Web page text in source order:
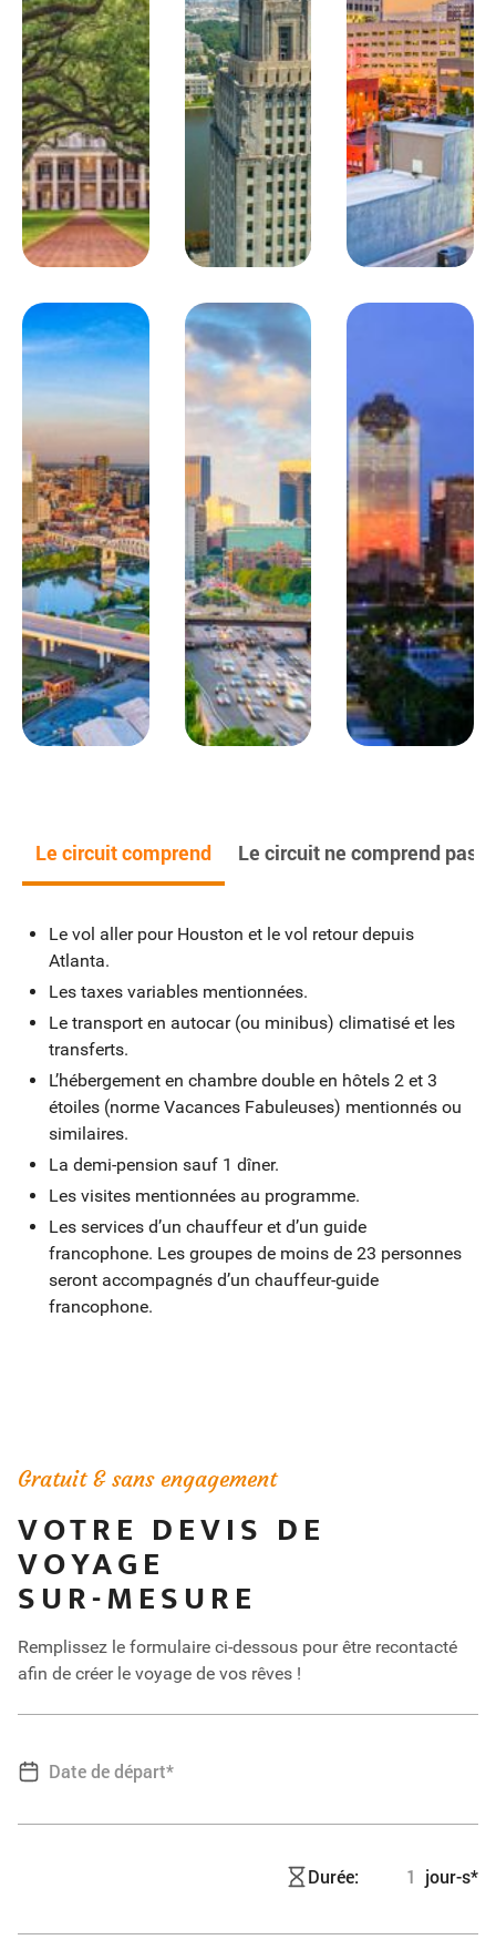
Jour 7
Vicksburg / Memphis
390km
Route pour Memphis, berceau du blues et du rock’n’roll.
Déjeuner (option PC).
Visite de Graceland, la dernière
maison du King. Dîner. Nuit à l’hôtel Fairfield Inn & Suites.
Hébergement: Fairfield Inn & Suites **
Jour 8
Memphis / Nashville
340km
Visite du Slave Haven Museum retraçant la vie des
esclaves.
Départ pour Nashville et
tour panoramique. Dîner country. Nuit à l’hôtel Clarion
Downtown Stadium.
Hébergement: Clarion Downtown Stadium **
Jour 9
Nashville / Atlanta
460km
Suite du tour de Nashville.Déjeuner (option PC). Route
Visite d’Atlanta, du Centennial Park et du Centre National
des droits civiques.Déjeuner (option PC).
Road to Tara consacré à Margaret Mitchell, auteure
d’Autant en emporte le vent. Temps libre. Dîner. Nuit à
Hébergement: La Quinta Airport North **
Jour 11
Vol retour
Transfert à l’aéroport et vol retour. Nuit à bord.
Le circuit comprend Le circuit ne comprend pas
Le vol aller pour Houston et le vol retour depuis
Atlanta.
Les taxes variables mentionnées.
Le transport en autocar (ou minibus) climatisé et les
transferts.
L’hébergement en chambre double en hôtels 2 et 3
étoiles (norme Vacances Fabuleuses) mentionnés ou
similaires.
La demi-pension sauf 1 dîner.
Les visites mentionnées au programme.
Les services d’un chauffeur et d’un guide
francophone. Les groupes de moins de 23 personnes
seront accompagnés d’un chauffeur-guide
francophone.
Gratuit & sans engagement
VOTRE DEVIS DE
VOYAGE
SUR-MESURE
Remplissez le formulaire ci-dessous pour être recontacté
afin de créer le voyage de vos rêves !
Durée: jour-s*